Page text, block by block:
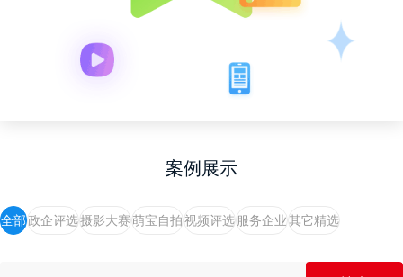
案例展示
全部政企评选摄影大赛萌宝自拍视频评选 服务企业其它精选